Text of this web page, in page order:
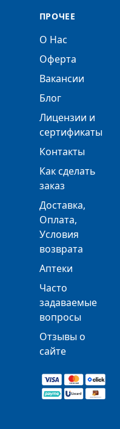
ПРОЧЕЕ
О Нас
Оферта
Вакансии
Блог
Лицензии и
сертификаты
Контакты
Как сделать
заказ
Доставка,
Оплата,
Условия
возврата
Аптеки
Часто
задаваемые
вопросы
Отзывы о
сайте